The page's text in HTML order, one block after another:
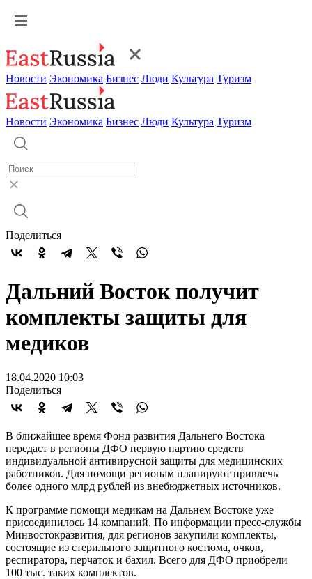
Новости Экономика Бизнес Люди Культура Туризм
Новости Экономика Бизнес Люди Культура Туризм
Поделиться
Дальний Восток получит
комплекты защиты для
медиков
18.04.2020 10:03
Поделиться
В ближайшее время Фонд развития Дальнего Востока
передаст в регионы ДФО первую партию средств
индивидуальной антивирусной защиты для медицинских
работников. Для помощи регионам планируют привлечь
более одного млрд рублей из внебюджетных источников.
К программе помощи медикам на Дальнем Востоке уже
присоединилось 14 компаний. По информации пресс-службы
Минвостокразвития, для регионов закупили комплекты,
состоящие из стерильного защитного костюма, очков,
респиратора, перчаток и бахил. Всего для ДФО приобрели
100 тыс. таких комплектов.